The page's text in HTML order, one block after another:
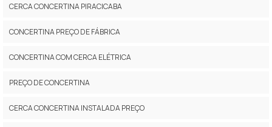
CERCA CONCERTINA PIRACICABA
CONCERTINA PREÇO DE FÁBRICA
CONCERTINA COM CERCA ELÉTRICA
PREÇO DE CONCERTINA
CERCA CONCERTINA INSTALADA PREÇO